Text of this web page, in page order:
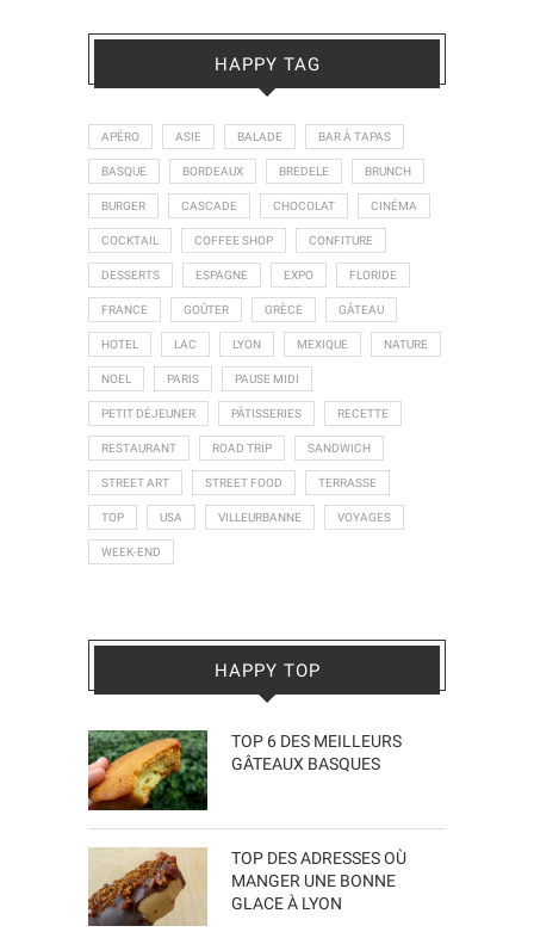
HAPPY TAG
APÉRO ASIE BALADE BAR À TAPAS
BASQUE BORDEAUX BREDELE BRUNCH
BURGER CASCADE CHOCOLAT CINÉMA
COCKTAIL COFFEE SHOP CONFITURE
DESSERTS ESPAGNE EXPO FLORIDE
FRANCE GOÛTER GRÈCE GÂTEAU
HOTEL LAC LYON MEXIQUE NATURE
NOEL PARIS PAUSE MIDI
PETIT DÉJEUNER PÂTISSERIES RECETTE
RESTAURANT ROAD TRIP SANDWICH
STREET ART STREET FOOD TERRASSE
TOP USA VILLEURBANNE VOYAGES
WEEK-END
HAPPY TOP
TOP 6 DES MEILLEURS
GÂTEAUX BASQUES
TOP DES ADRESSES OÙ
MANGER UNE BONNE
GLACE À LYON